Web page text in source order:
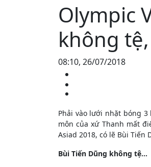
Olympic
không
08:10, 26/07/2018
Phải vào lưới nhặt bóng
môn của xứ Thanh mất
Asiad 2018, có lẽ Bùi Tiến
Bùi Tiến Dũng không tệ...